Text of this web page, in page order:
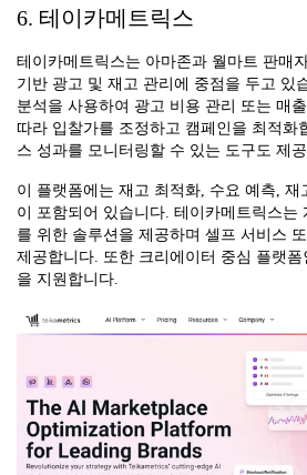
6. 테이카메트릭스
테이카메트릭스는 아마존과 월마트 판매
기반 광고 및 재고 관리에 중점을 두고 있
분석을 사용하여 광고 비용 관리 또는 매
따라 입찰가를 조정하고 캠페인을 최적화
스 성과를 모니터링할 수 있는 도구도 제공
이 플랫폼에는 재고 최적화, 수요 예측, 재
이 포함되어 있습니다. 테이카메트릭스는
를 위한 솔루션을 제공하며 셀프 서비스
제공합니다. 또한 크리에이터 중심 플랫
을 지원합니다.